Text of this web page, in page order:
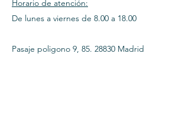
Horario de atención:
De lunes a viernes de 8.00 a 18.00
Pasaje poligono 9, 85. 28830 Madrid